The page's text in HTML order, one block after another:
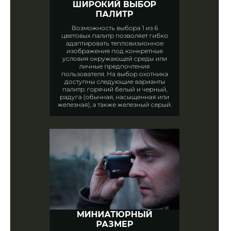
ШИРОКИЙ ВЫБОР
ПАЛИТР
Возможность выбора 1 из 6
цветовых палитр позволяет гибко
адаптировать тепловизионное
изображения под конкретные
условия окружающей среды или
личные предпочтения
пользователя. На выбор охотника
доступны следующие варианты
палитр: горячий белый и черный,
радуга (обычная, насыщенная или
железная), а также железный серый.
МИНИАТЮРНЫЙ
РАЗМЕР